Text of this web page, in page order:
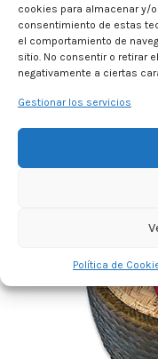
cookies para almacenar y/
consentimiento de estas
el comportamiento de
sitio. No consentir o retirar
negativamente a ciertas
Gestionar los servicios
Política de
MEDALLA DE PLATA
Rulo de queso de
Polvorosa».